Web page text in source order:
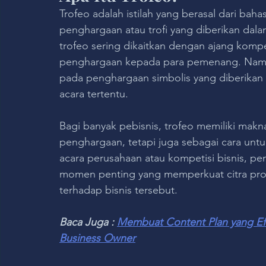
Trofeo adalah istilah yang berasal dari
penghargaan atau trofi yang diberikan
trofeo sering dikaitkan dengan ajang
penghargaan kepada para pemenang.
pada penghargaan simbolis yang
acara tertentu.
Bagi banyak pebisnis, trofeo memiliki
penghargaan, tetapi juga sebagai cara
acara perusahaan atau kompetisi bisnis,
momen penting yang memperkuat citra
terhadap bisnis tersebut.
Baca Juga : Membuat Content Plan yang
Business Owner